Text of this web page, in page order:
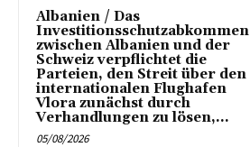
Albanien / Das
Investitionsschutzabkommen
zwischen Albanien und der
Schweiz verpflichtet die
Parteien, den Streit über den
internationalen Flughafen
Vlora zunächst durch
Verhandlungen zu lösen,...
05/08/2026